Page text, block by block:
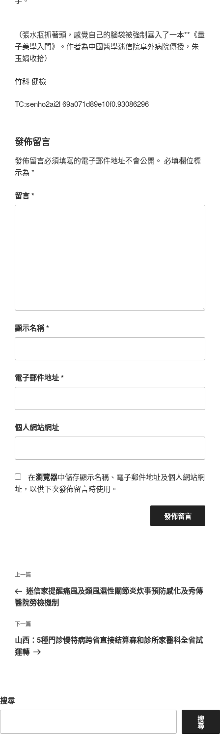
（張水瓶抓著頭，感覺自己的腦袋被強制塞入了一本**《量
子美學入門》。作者為中國醫學迷信院阜外病院傳授，朱
玉娟收拾）
竹科 健檢
TC:senho2ai2l 69a071d89e10f0.93086296
發佈留言
發佈留言必須填寫的電子郵件地址不會公開。 必填欄位標
示為 *
留言*
顯示名稱*
電子郵件地址*
個人網站網址
在瀏覽器中儲存顯示名稱、電子郵件地址及個人網站網
址，以供下次發佈留言時使用。
文
導
覽
上
一
篇
章
上一篇
迷信家提醒痛風及類風濕性關節炎炊事預防感化及秀傳
醫院勞檢機制
下
一
篇
下一篇
山西：5種門診慢特病跨省直接結算森和診所家醫科全省試
運轉
搜尋
搜
尋